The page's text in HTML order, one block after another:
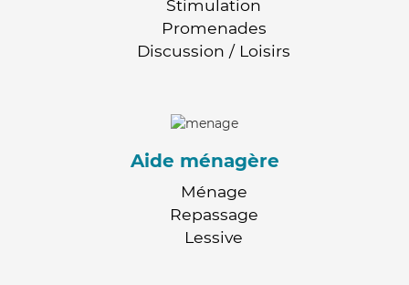
Stimulation
Promenades
Discussion / Loisirs
Aide ménagère
Ménage
Repassage
Lessive